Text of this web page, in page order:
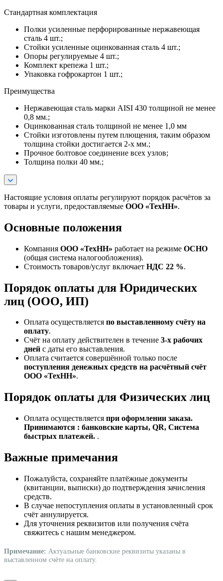
Стандартная комплектация
Полки усиленные перфорированные нержавеющая
сталь 4 шт.;
Стойки усиленные оцинкованная сталь 4 шт.;
Опоры регулируемые 4 шт.;
Комплект крепежа 1 шт.;
Упаковка гофрокартон 1 шт.;
Преимущества
Нержавеющая сталь марки AISI 430 толщиной не менее
0,8 мм.;
Оцинкованная сталь толщиной не менее 1,0 мм
Стойки изготовлены путем плющения, таким образом
толщина стойки достигается 2-х мм.;
Прочное болтовое соединение всех узлов;
Толщина полки 40 мм.;
Настоящие условия оплаты регулируют порядок расчётов за
товары и услуги, предоставляемые ООО «ТехНН».
Основные положения
Компания ООО «ТехНН» работает на режиме ОСНО
(общая система налогообложения).
Стоимость товаров/услуг включает НДС 22 %.
Порядок оплаты для Юридических
лиц (ООО, ИП)
Оплата осуществляется по выставленному счёту на
оплату.
Счёт на оплату действителен в течение 3‑х рабочих
дней с даты его выставления.
Оплата считается совершённой только после
поступления денежных средств на расчётный счёт
ООО «ТехНН».
Порядок оплаты для Физических лиц
Оплата осуществляется при оформлении заказа.
Принимаются : банковские карты, QR, Система
быстрых платежей. .
Важные примечания
Пожалуйста, сохраняйте платёжные документы
(квитанции, выписки) до подтверждения зачисления
средств.
В случае непоступления оплаты в установленный срок
счёт аннулируется.
Для уточнения реквизитов или получения счёта
свяжитесь с нашим менеджером.
Примечание: Актуальные банковские реквизиты указаны в
выставленном счёте на оплату.